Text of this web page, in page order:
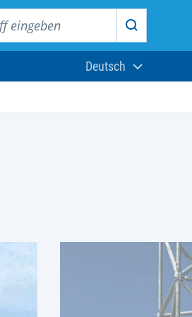
Suchen
Aktuelle
Deutsch